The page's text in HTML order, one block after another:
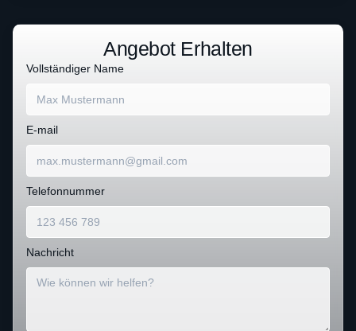
Angebot Erhalten
Vollständiger Name
E-mail
Telefonnummer
Nachricht